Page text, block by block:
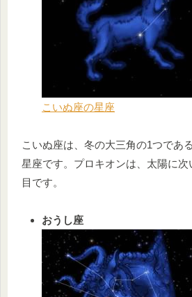
こいぬ座の星座
こいぬ座は、冬の大三角の1つであ
星座です。プロキオンは、太陽に
目です。
おうし座